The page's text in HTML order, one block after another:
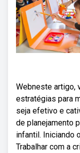
Webneste artigo,
estratégias para
seja efetivo e
de planejamento
infantil. Iniciando
Trabalhar com a